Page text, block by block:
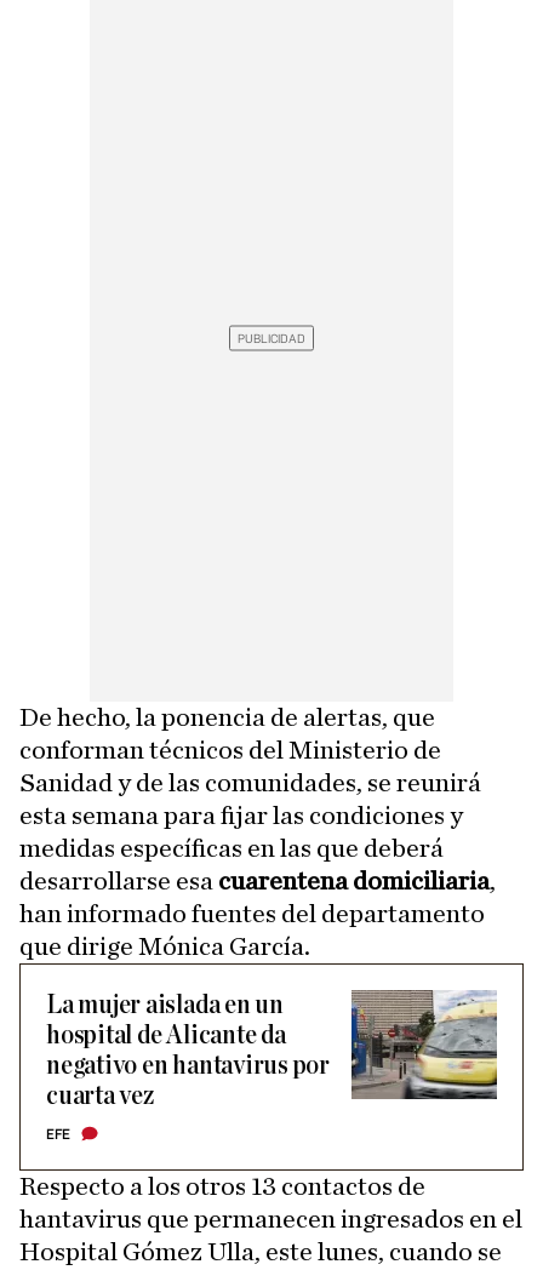
De hecho, la ponencia de alertas, que
conforman técnicos del Ministerio de
Sanidad y de las comunidades, se reunirá
esta semana para fijar las condiciones y
medidas específicas en las que deberá
desarrollarse esa cuarentena domiciliaria,
han informado fuentes del departamento
que dirige Mónica García.
La mujer aislada en un
hospital de Alicante da
negativo en hantavirus por
cuarta vez
EFE
Respecto a los otros 13 contactos de
hantavirus que permanecen ingresados en el
Hospital Gómez Ulla, este lunes, cuando se